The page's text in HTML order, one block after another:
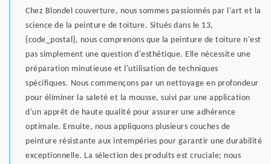
Chez Blondel couverture, nous sommes passionnés par l'art et la
science de la peinture de toiture. Situés dans le 13,
{code_postal}, nous comprenons que la peinture de toiture n'est
pas simplement une question d'esthétique. Elle nécessite une
préparation minutieuse et l'utilisation de techniques
spécifiques. Nous commençons par un nettoyage en profondeur
pour éliminer la saleté et la mousse, suivi par une application
d'un apprêt de haute qualité pour assurer une adhérence
optimale. Ensuite, nous appliquons plusieurs couches de
peinture résistante aux intempéries pour garantir une durabilité
exceptionnelle. La sélection des produits est cruciale; nous